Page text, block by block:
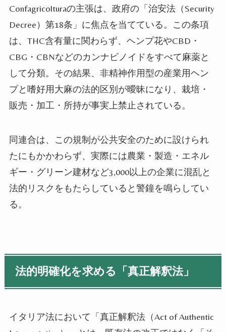
Confagricolturaの主張は、政府の「治安法（Security
Decree）第18条」に焦点を当てている。この条項
は、THC含有量に関わらず、ヘンプ花やCBD・
CBG・CBNなどのカンナビノイドをすべて麻薬と
して分類。その結果、非精神作用型の産業用ヘン
プと嗜好用大麻の法的区別が曖昧になり、栽培・
販売・加工・所持が事実上禁止されている。
同連合は、この規制が公共安全のために設けられ
たにもかかわらず、実際には農業・製造・エネル
ギー・グリーン建材など3,000以上の企業に混乱と
法的リスクをもたらしていると警鐘を鳴らしてい
る。
法的明確化を求める「真正解釈法」
イタリア法において「真正解釈法（Act of Authentic